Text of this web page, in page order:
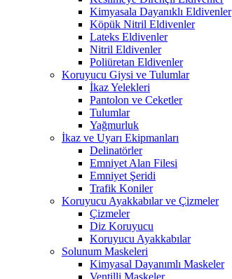
Kimyasala Dayanıklı Eldivenler
Köpük Nitril Eldivenler
Lateks Eldivenler
Nitril Eldivenler
Poliüretan Eldivenler
Koruyucu Giysi ve Tulumlar
İkaz Yelekleri
Pantolon ve Ceketler
Tulumlar
Yağmurluk
İkaz ve Uyarı Ekipmanları
Delinatörler
Emniyet Alan Filesi
Emniyet Şeridi
Trafik Koniler
Koruyucu Ayakkabılar ve Çizmeler
Çizmeler
Diz Koruyucu
Koruyucu Ayakkabılar
Solunum Maskeleri
Kimyasal Dayanımlı Maskeler
Ventilli Maskeler